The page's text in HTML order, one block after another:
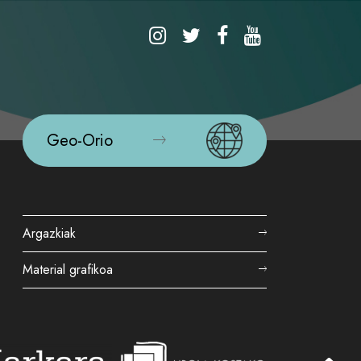
Geo-Orio
Argazkiak
Material grafikoa